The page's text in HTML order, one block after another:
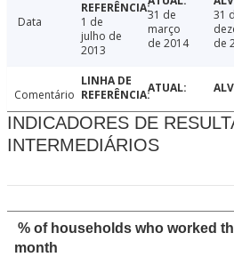
Data
1 de
julho de
2013
31 de
março
de 2014
31
de
Comentário
INDICADORES DE
INTERMEDIÁRIOS
% of households who worked
month